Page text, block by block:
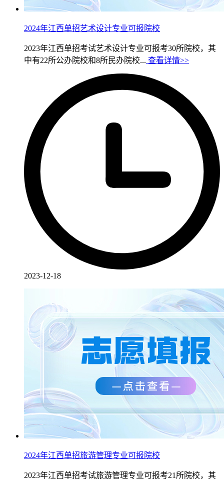
2024年江西单招艺术设计专业可报院校
2023年江西单招考试艺术设计专业可报考30所院校，其
中有22所公办院校和8所民办院校... 查看详情>>
2023-12-18
2024年江西单招旅游管理专业可报院校
2023年江西单招考试旅游管理专业可报考21所院校，其